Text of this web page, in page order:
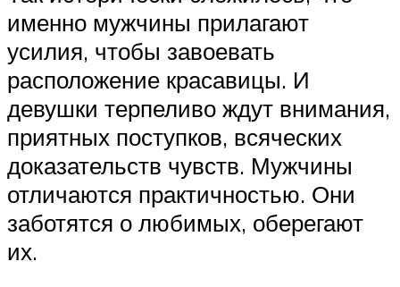
именно мужчины прилагают
усилия, чтобы завоевать
расположение красавицы. И
девушки терпеливо ждут внимания,
приятных поступков, всяческих
доказательств чувств. Мужчины
отличаются практичностью. Они
заботятся о любимых, оберегают
их.